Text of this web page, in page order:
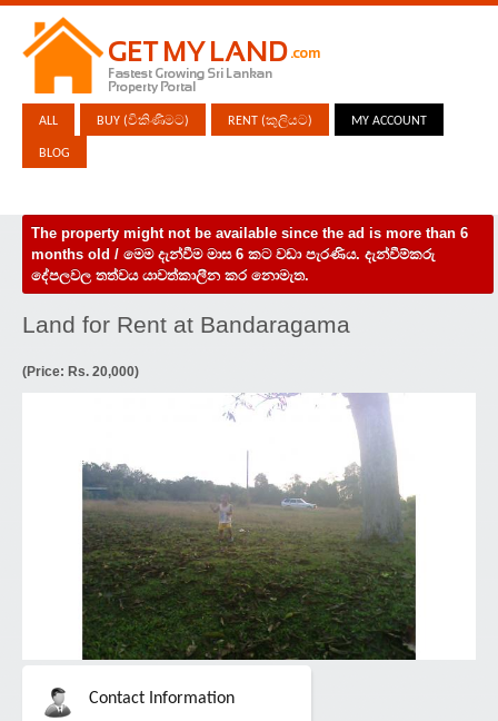
ALL BUY (විකිණීමට) RENT (කුලියට) MY ACCOUNT
BLOG
The property might not be available since the ad is more than 6
months old / මෙම දැන්වීම මාස 6 කට වඩා පැරණිය. දැන්වීම්කරු
දේපලවල තත්වය යාවත්කාලීන කර නොමැත.
Land for Rent at Bandaragama
(Price: Rs. 20,000)
Contact Information